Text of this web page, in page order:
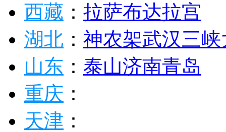
西藏 ： 拉萨布达拉宫
湖北 ： 神农架武汉三
山东 ： 泰山济南青岛
重庆 ：
天津 ：